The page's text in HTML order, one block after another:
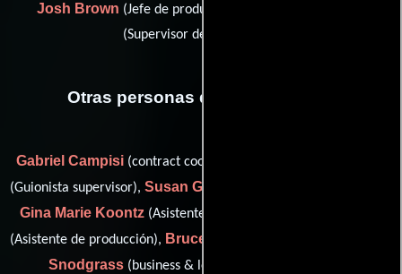
Josh Brown (Jefe de producción) y
(Supervisor de producción)
Otras personas que participaron
Gabriel Campisi(contract coordinator),
(Guionista supervisor), Susan Guillot
Gina Marie Koontz(Asistente de producción),
(Asistente de producción), Bruce Nahin
Snodgrass(business & legal affairs for Grindstone